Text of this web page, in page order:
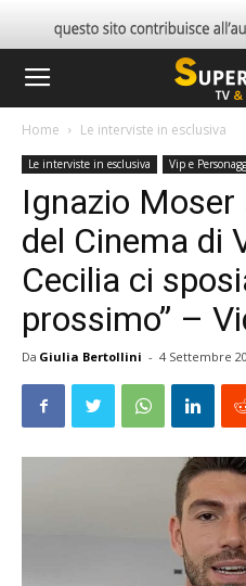
Home Le interviste in esclusiva
Le interviste in esclusiva Vip e
Ignazio
del Cinema di
Cecilia ci
prossimo” –
Da Giulia Bertollini - 4 Settembre